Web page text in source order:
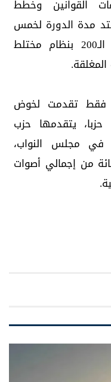
القوانين وخطط
مدة الدورة لخمس
سنوات. وسيتم انتخاب الأعضاء الـ200 بنظام مختلط
فقط تقدمت لخوض
الانتخابات، تضم تحالفا من 13 حزبا، يتقدمها حزب
في مجلس النواب،
من إجمالي أصوات